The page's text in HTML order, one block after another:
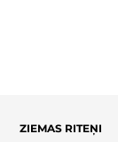
ZIEMAS RITEŅI